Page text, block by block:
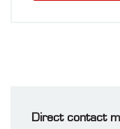
Direct contact